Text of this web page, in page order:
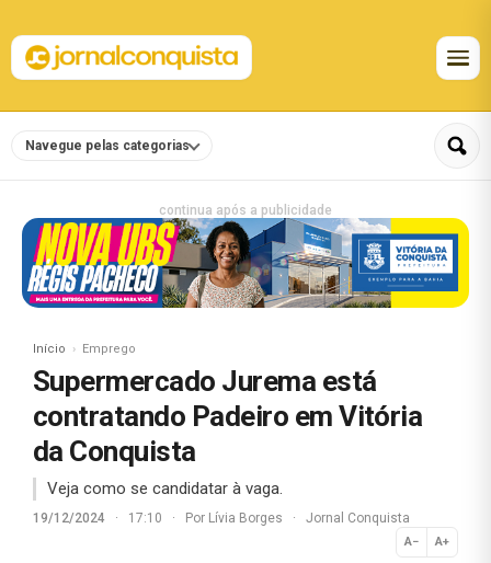
Navegue pelas categorias
continua após a publicidade
Início Emprego
Supermercado Jurema está
contratando Padeiro em Vitória
da Conquista
Veja como se candidatar à vaga.
19/12/2024 · 17:10 · Por Lívia Borges · Jornal Conquista
A− A+
Normal